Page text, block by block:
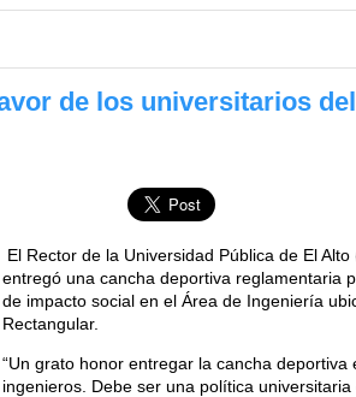
de los universitarios
El Rector de la Universidad Pública de El
entregó una cancha deportiva reglamentaria
de impacto social en el Área de Ingeniería
Rectangular.
“Un grato honor entregar la cancha
ingenieros. Debe ser una política